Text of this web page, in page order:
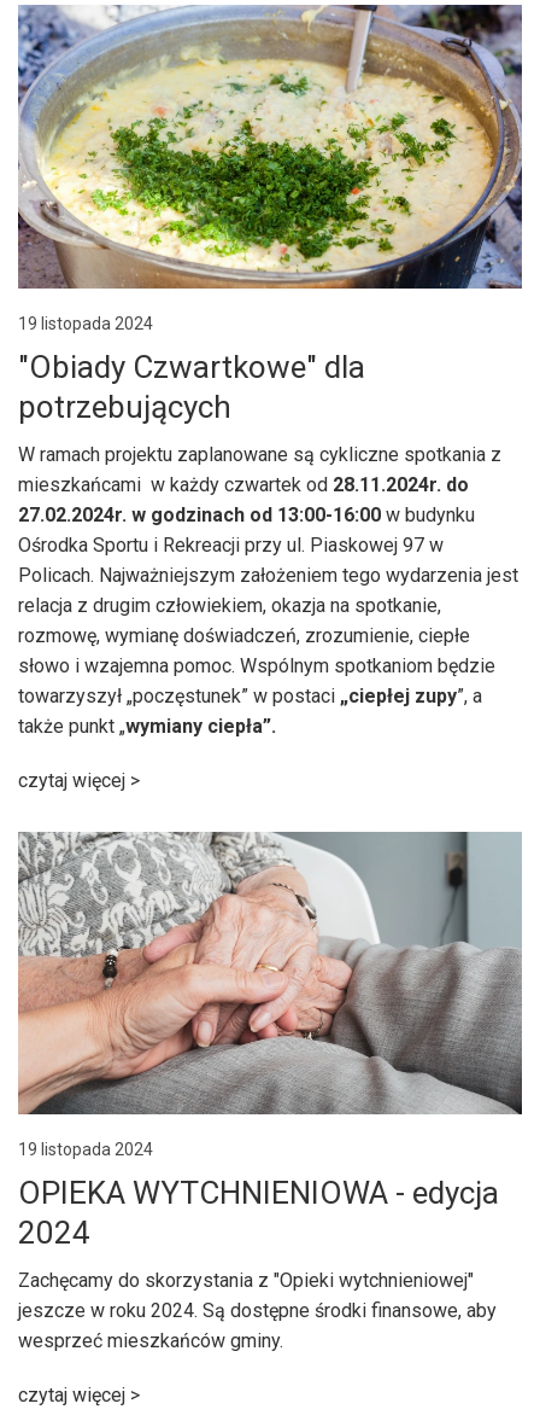
19 listopada 2024
"Obiady Czwartkowe" dla
potrzebujących
W ramach projektu zaplanowane są cykliczne spotkania z
mieszkańcami w każdy czwartek od 28.11.2024r. do
27.02.2024r. w godzinach od 13:00-16:00 w budynku
Ośrodka Sportu i Rekreacji przy ul. Piaskowej 97 w
Policach. Najważniejszym założeniem tego wydarzenia jest
relacja z drugim człowiekiem, okazja na spotkanie,
rozmowę, wymianę doświadczeń, zrozumienie, ciepłe
słowo i wzajemna pomoc. Wspólnym spotkaniom będzie
towarzyszył „poczęstunek” w postaci „ciepłej zupy”, a
także punkt „wymiany ciepła”.
czytaj więcej >
19 listopada 2024
OPIEKA WYTCHNIENIOWA - edycja
2024
Zachęcamy do skorzystania z "Opieki wytchnieniowej"
jeszcze w roku 2024. Są dostępne środki finansowe, aby
wesprzeć mieszkańców gminy.
czytaj więcej >